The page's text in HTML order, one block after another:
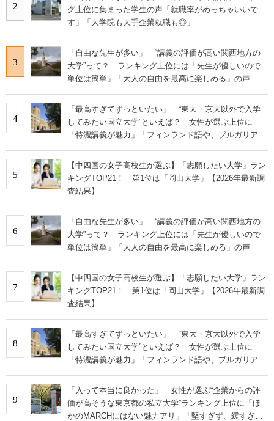
2
グ上位に集まった学生の声「就職率がめっちゃいいで
す」「大学院も大手企業就職も◎」
3
「自由な先生が多い」 “講義の評価が高い関西地方の
大学”って？ ランキング上位には「先生が優しいので
単位は簡単」「大人の自由を最高に楽しめる」の声
4
「最高すぎてずっといたい」 “東大・京大以外で入学
してみたい国立大学”といえば？ 女性が選ぶ上位に
「特濃講義が魅力」「フィンランド語や、ブルガリア語
5
【中四国の女子高校生が選ぶ】「志願したい大学」ラン
キングTOP21！ 第1位は「岡山大学」【2026年最新調
査結果】
6
「自由な先生が多い」 “講義の評価が高い関西地方の
大学”って？ ランキング上位には「先生が優しいので
単位は簡単」「大人の自由を最高に楽しめる」の声
7
【中四国の女子高校生が選ぶ】「志願したい大学」ラン
キングTOP21！ 第1位は「岡山大学」【2026年最新調
査結果】
8
「最高すぎてずっといたい」 “東大・京大以外で入学
してみたい国立大学”といえば？ 女性が選ぶ上位に
「特濃講義が魅力」「フィンランド語や、ブルガリア語
9
「入って本当に良かった」 女性が選ぶ“企業からの評
価が高そうな東京都の私立大学”ランキング上位に「ほ
かのMARCHにはない魅力アリ」「堅すぎず、緩すぎな